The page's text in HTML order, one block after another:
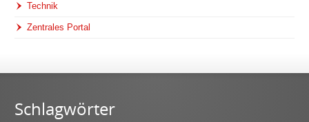
Technik
Zentrales Portal
Schlagwörter